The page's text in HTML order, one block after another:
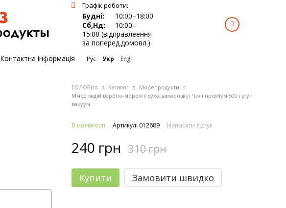
Графік роботи:
Будні:
10:00–18:00
Сб,Нд:
10:00–
15:00 (відправлеення
за поперед.домовл.)
Контактна інформація Рус Укр Eng
ГОЛОВНА Каталог
Морепродукти
М'ясо мідій варено-морож ( суха заморозка) Чилі преміум 500 гр уп
вакуум
В наявності Артикул: 012689 Написати відгук
240 грн 310 грн
Купити Замовити швидко